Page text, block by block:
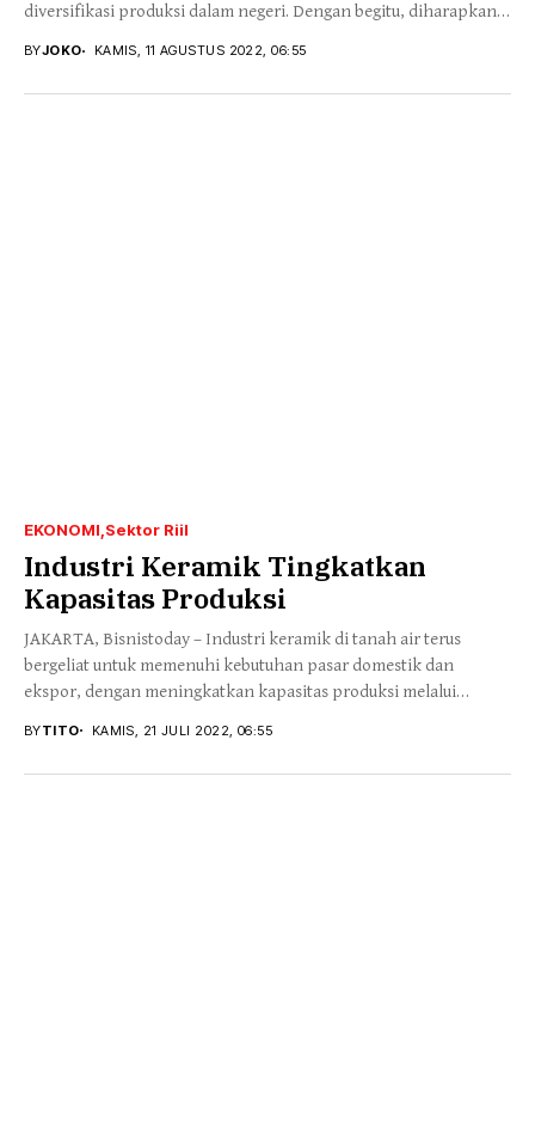
diversifikasi produksi dalam negeri. Dengan begitu, diharapkan
BYJOKO KAMIS, 11 AGUSTUS 2022, 06:55
EKONOMI Sektor Riil
Industri Keramik Tingkatkan
Kapasitas Produksi
JAKARTA, Bisnistoday – Industri keramik di tanah air terus
bergeliat untuk memenuhi kebutuhan pasar domestik dan
ekspor, dengan meningkatkan kapasitas produksi melalui
BYTITO KAMIS, 21 JULI 2022, 06:55